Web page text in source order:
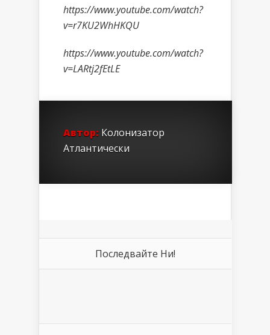
https://www.youtube.com/watch?
v=r7KU2WhHKQU
https://www.youtube.com/watch?
v=LARtj2fEtLE
Автор: Колонизатор
Атлантически
Последвайте Ни!